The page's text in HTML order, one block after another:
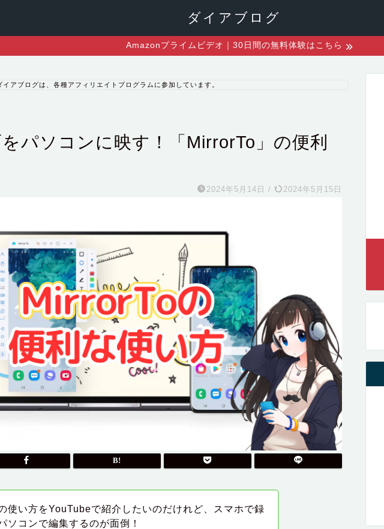
ダイアブログ
Amazonプライムビデオ｜30日間の無料体験はこちら
アブログは、各種アフィリエイトプログラムに参加しています。
パソコンに映す！「MirrorTo」の便利
2024年5月14日 / 2024年5月15日
使い方をYouTubeで紹介したいのだけれど、スマホで録
ソコンで編集するのが面倒！